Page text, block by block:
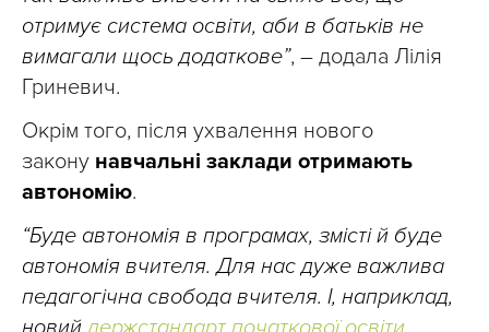
отримує система освіти, аби в батьків не
вимагали щось додаткове”, – додала Лілія
Гриневич.
Окрім того, після ухвалення нового
закону навчальні заклади отримають
автономію.
“Буде автономія в програмах, змісті й буде
автономія вчителя. Для нас дуже важлива
педагогічна свобода вчителя. І, наприклад,